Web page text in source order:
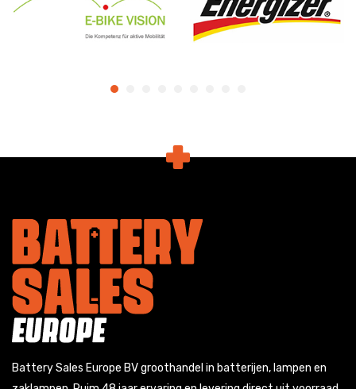
Battery Sales Europe BV groothandel in batterijen, lampen en